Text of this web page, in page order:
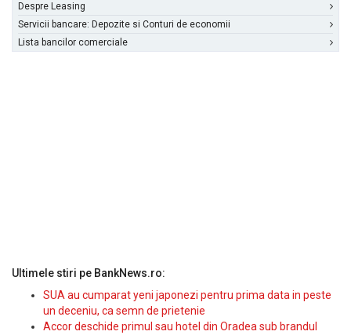
Despre Leasing
Servicii bancare: Depozite si Conturi de economii
Lista bancilor comerciale
Ultimele stiri pe BankNews.ro:
SUA au cumparat yeni japonezi pentru prima data in peste
un deceniu, ca semn de prietenie
Accor deschide primul sau hotel din Oradea sub brandul